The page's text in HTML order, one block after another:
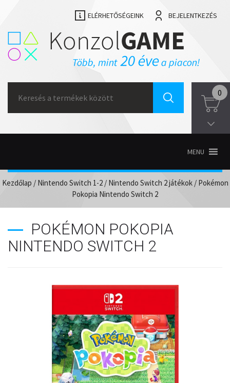
ELÉRHETŐSÉGEINK BEJELENTKEZÉS
for:
0
MENU
Kezdőlap / Nintendo Switch 1-2/ Nintendo Switch 2 játékok/ Pokémon
Pokopia Nintendo Switch 2
POKÉMON POKOPIA
NINTENDO SWITCH 2